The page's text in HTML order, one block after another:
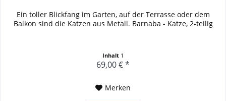
Ein toller Blickfang im Garten, auf der Terrasse oder dem
Balkon sind die Katzen aus Metall. Barnaba - Katze, 2-teilig
Inhalt 1
69,00 € *
Merken